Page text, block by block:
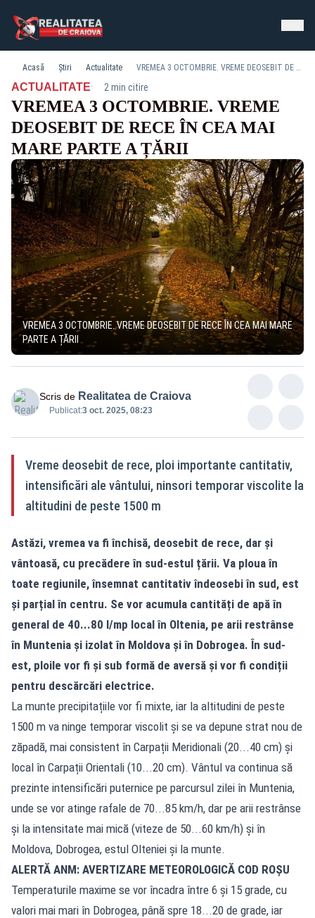
Acasă Știri Actualitate VREMEA 3 OCTOMBRIE. VREME DEOSEBIT DE RECE ÎN CEA MAI MARE PARTE A ȚĂRII
ACTUALITATE· 2 min citire
VREMEA 3 OCTOMBRIE. VREME
DEOSEBIT DE RECE ÎN CEA MAI
MARE PARTE A ȚĂRII
VREMEA 3 OCTOMBRIE. VREME DEOSEBIT DE RECE ÎN CEA MAI MARE
PARTE A ȚĂRII
Scris de Realitatea de Craiova
Publicat:3 oct. 2025, 08:23
Vreme deosebit de rece, ploi importante cantitativ,
intensificări ale vântului, ninsori temporar viscolite la
altitudini de peste 1500 m
Astăzi, vremea va fi închisă, deosebit de rece, dar și
vântoasă, cu precădere în sud-estul țării. Va ploua în
toate regiunile, însemnat cantitativ îndeosebi în sud, est
și parțial în centru. Se vor acumula cantități de apă în
general de 40...80 l/mp local în Oltenia, pe arii restrânse
în Muntenia și izolat în Moldova și în Dobrogea. În sud-
est, ploile vor fi și sub formă de aversă și vor fi condiții
pentru descărcări electrice.
La munte precipitațiile vor fi mixte, iar la altitudini de peste
1500 m va ninge temporar viscolit și se va depune strat nou de
zăpadă, mai consistent în Carpații Meridionali (20...40 cm) și
local în Carpații Orientali (10...20 cm). Vântul va continua să
prezinte intensificări puternice pe parcursul zilei în Muntenia,
unde se vor atinge rafale de 70...85 km/h, dar pe arii restrânse
și la intensitate mai mică (viteze de 50...60 km/h) și în
Moldova, Dobrogea, estul Olteniei și la munte.
ALERTĂ ANM: AVERTIZARE METEOROLOGICĂ COD ROȘU
Temperaturile maxime se vor încadra între 6 și 15 grade, cu
valori mai mari în Dobrogea, până spre 18...20 de grade, iar